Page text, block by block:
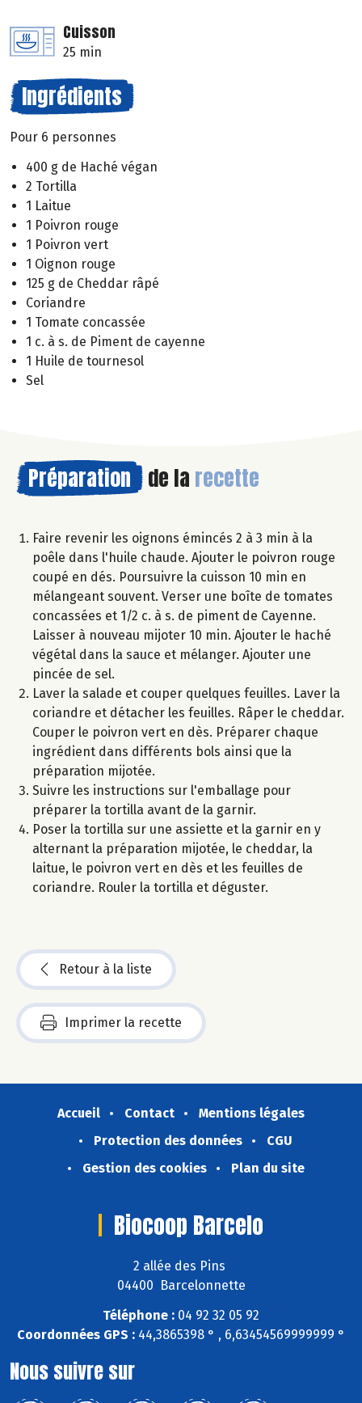
Cuisson
25 min
Ingrédients
Pour 6 personnes
400 g de Haché végan
2 Tortilla
1 Laitue
1 Poivron rouge
1 Poivron vert
1 Oignon rouge
125 g de Cheddar râpé
Coriandre
1 Tomate concassée
1 c. à s. de Piment de cayenne
1 Huile de tournesol
Sel
Préparation de la recette
Faire revenir les oignons émincés 2 à 3 min à la
poêle dans l'huile chaude. Ajouter le poivron rouge
coupé en dés. Poursuivre la cuisson 10 min en
mélangeant souvent. Verser une boîte de tomates
concassées et 1/2 c. à s. de piment de Cayenne.
Laisser à nouveau mijoter 10 min. Ajouter le haché
végétal dans la sauce et mélanger. Ajouter une
pincée de sel.
Laver la salade et couper quelques feuilles. Laver la
coriandre et détacher les feuilles. Râper le cheddar.
Couper le poivron vert en dès. Préparer chaque
ingrédient dans différents bols ainsi que la
préparation mijotée.
Suivre les instructions sur l'emballage pour
préparer la tortilla avant de la garnir.
Poser la tortilla sur une assiette et la garnir en y
alternant la préparation mijotée, le cheddar, la
laitue, le poivron vert en dès et les feuilles de
coriandre. Rouler la tortilla et déguster.
Retour à la liste
Imprimer la recette
Accueil Contact
Mentions légales
Protection des données
CGU
Gestion des cookies
Plan du site
Biocoop Barcelo
2 allée des Pins
04400 Barcelonnette
Téléphone : 04 92 32 05 92
Coordonnées GPS : 44,3865398 ° , 6,63454569999999 °
Nous suivre sur